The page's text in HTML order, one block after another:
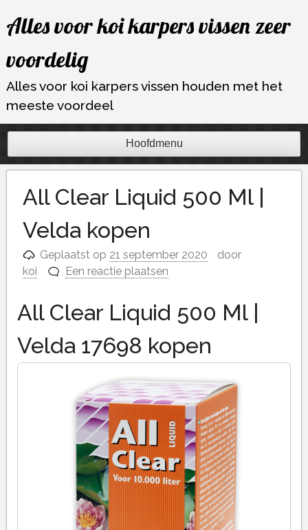
naar
inhoud
Alles voor koi karpers vissen zeer
voordelig
Alles voor koi karpers vissen houden met het
meeste voordeel
Hoofdmenu
All Clear Liquid 500 Ml |
Velda kopen
Geplaatst op 21 september 2020
door
koi
Een reactie plaatsen
All Clear Liquid 500 Ml |
Velda 17698 kopen